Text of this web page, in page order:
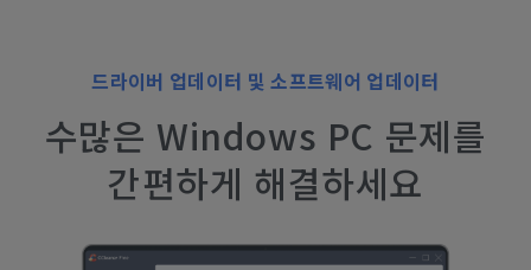
드라이버 업데이터 및 소프트웨어 업데이터
수많은 Windows PC 문제를
간편하게 해결하세요